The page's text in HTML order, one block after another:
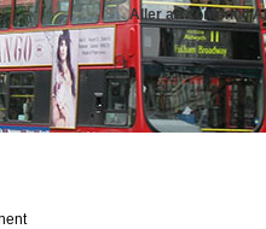
Aller au contenu|